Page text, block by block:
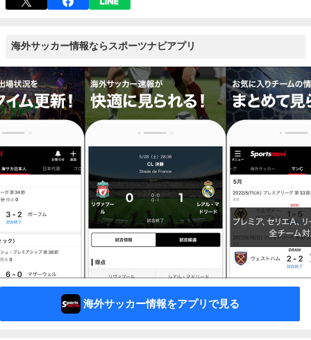
海外サッカー情報ならスポーツナビアプリ
海外サッカー情報をアプリで見る